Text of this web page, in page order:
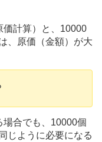
価計算）と、10000
、原価（金額）が大
合でも、10000個
じように必要になる